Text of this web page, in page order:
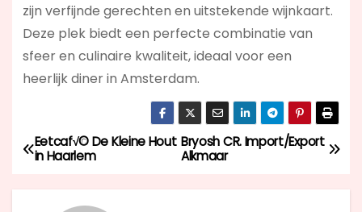
zijn verfijnde gerechten en uitstekende wijnkaart.
Deze plek biedt een perfecte combinatie van
sfeer en culinaire kwaliteit, ideaal voor een
heerlijk diner in Amsterdam.
B
e
Bryosh CR. Import/Export
Alkmaar
Eetcaf√© De Kleine Hout
in Haarlem